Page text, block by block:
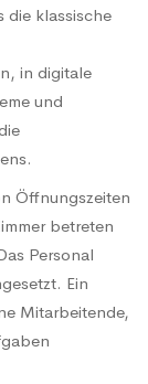
die klassische
in digitale
und
Öffnungszeiten
betreten
Personal
Ein
Mitarbeitende,